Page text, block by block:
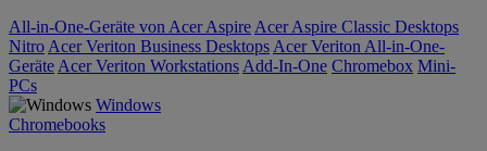
All-in-One-Geräte von Acer Aspire Acer Aspire Classic Desktops
Nitro Acer Veriton Business Desktops Acer Veriton All-in-One-
Geräte Acer Veriton Workstations Add-In-One Chromebox Mini-
PCs
Windows
Chromebooks